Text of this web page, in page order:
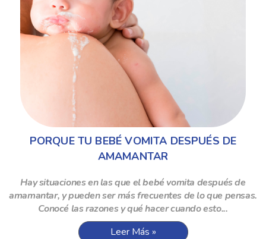
PORQUE TU BEBÉ VOMITA DESPUÉS DE
AMAMANTAR
Hay situaciones en las que el bebé vomita después de
amamantar, y pueden ser más frecuentes de lo que pensas.
Conocé las razones y qué hacer cuando esto...
Leer Más »